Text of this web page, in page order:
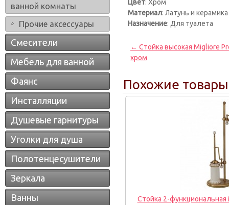
ванной комнаты
Прочие аксессуары
Смесители
Мебель для ванной
Фаянс
Инсталляции
Душевые гарнитуры
Уголки для душа
Полотенцесушители
Зеркала
Ванны
Цвет: Хром
Материал: Латунь и керамика
Назначение: Для туалета
← Стойка высокая Migliore
хром
Похожие товары
Стойка 2-функциональная